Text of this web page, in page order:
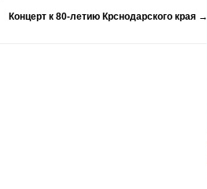
Концерт к 80-летию Крснодарского края →